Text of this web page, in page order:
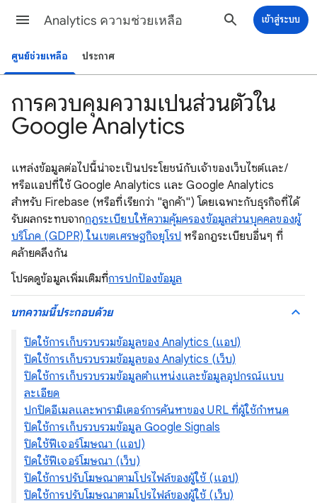
Analytics ความช่วยเหลือ เข้าสู่ระบบ
ศูนย์ช่วยเหลือ ประกาศ
การควบคุมความเป็นส่วนตัวใน
Google Analytics
แหล่งข้อมูลต่อไปนี้น่าจะเป็นประโยชน์กับเจ้าของเว็บไซต์และ/
หรือแอปที่ใช้ Google Analytics และ Google Analytics
สำหรับ Firebase (หรือที่เรียกว่า "ลูกค้า") โดยเฉพาะกับธุรกิจที่ได้
รับผลกระทบจากกฎระเบียบให้ความคุ้มครองข้อมูลส่วนบุคคลของผู้
บริโภค (GDPR) ในเขตเศรษฐกิจยุโรป หรือกฎระเบียบอื่นๆ ที่
คล้ายคลึงกัน
โปรดดูข้อมูลเพิ่มเติมที่การปกป้องข้อมูล
บทความนี้ประกอบด้วย
ปิดใช้การเก็บรวบรวมข้อมูลของ Analytics (แอป)
ปิดใช้การเก็บรวบรวมข้อมูลของ Analytics (เว็บ)
ปิดใช้การเก็บรวบรวมข้อมูลตําแหน่งและข้อมูลอุปกรณ์แบบ
ละเอียด
ปกปิดอีเมลและพารามิเตอร์การค้นหาของ URL ที่ผู้ใช้กำหนด
ปิดใช้การเก็บรวบรวมข้อมูล Google Signals
ปิดใช้ฟีเจอร์โฆษณา (แอป)
ปิดใช้ฟีเจอร์โฆษณา (เว็บ)
ปิดใช้การปรับโฆษณาตามโปรไฟล์ของผู้ใช้ (แอป)
ปิดใช้การปรับโฆษณาตามโปรไฟล์ของผู้ใช้ (เว็บ)